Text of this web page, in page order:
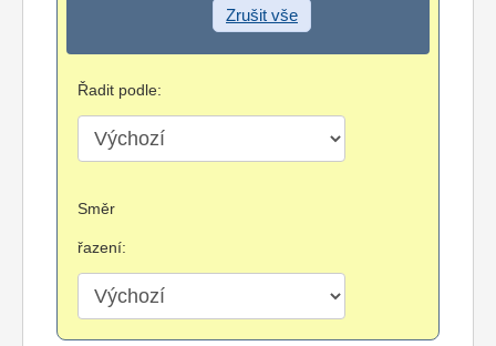
Zrušit vše
Řadit podle:
Směr
řazení: